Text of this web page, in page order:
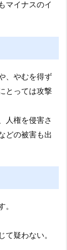
マイナスのイ
、やむを得ず
とっては攻撃
人権を侵害さ
どの被害も出
。
て疑わない。